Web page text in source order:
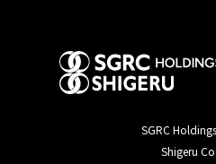
SGRC
Shigeru